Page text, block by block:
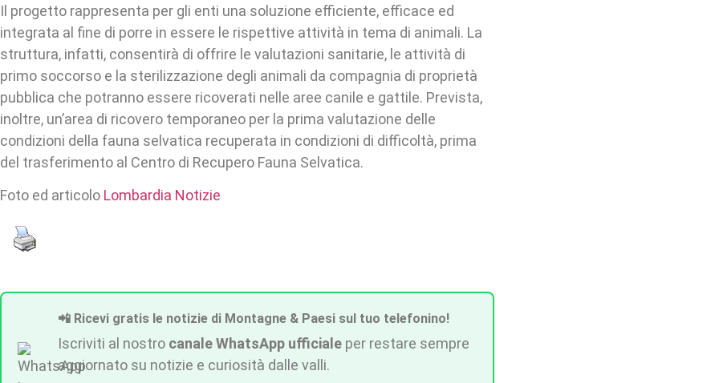
Il progetto rappresenta per gli enti una soluzione efficiente, efficace ed
integrata al fine di porre in essere le rispettive attività in tema di animali. La
struttura, infatti, consentirà di offrire le valutazioni sanitarie, le attività di
primo soccorso e la sterilizzazione degli animali da compagnia di proprietà
pubblica che potranno essere ricoverati nelle aree canile e gattile. Prevista,
inoltre, un’area di ricovero temporaneo per la prima valutazione delle
condizioni della fauna selvatica recuperata in condizioni di difficoltà, prima
del trasferimento al Centro di Recupero Fauna Selvatica.
Foto ed articolo Lombardia Notizie
📲 Ricevi gratis le notizie di Montagne & Paesi sul tuo telefonino!
Iscriviti al nostro canale WhatsApp ufficiale per restare sempre
aggiornato su notizie e curiosità dalle valli.